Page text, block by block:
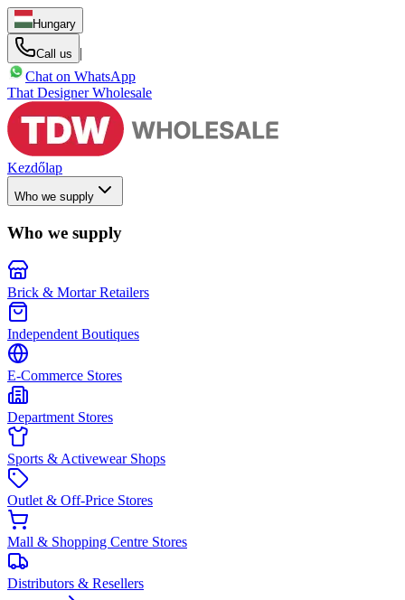
Hungary
Call us
|
Chat on WhatsApp
That Designer Wholesale
Kezdőlap
Who we supply
Who we supply
Brick & Mortar Retailers
Independent Boutiques
E-Commerce Stores
Department Stores
Sports & Activewear Shops
Outlet & Off-Price Stores
Mall & Shopping Centre Stores
Distributors & Resellers